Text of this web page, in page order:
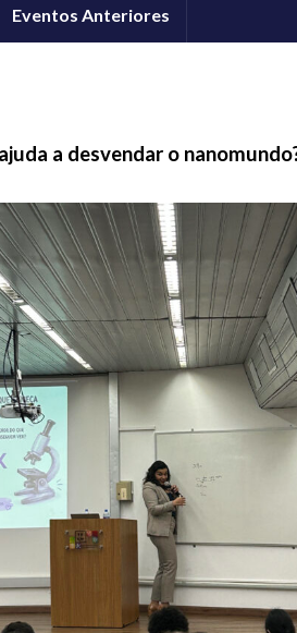
Eventos Anteriores
a desvendar o